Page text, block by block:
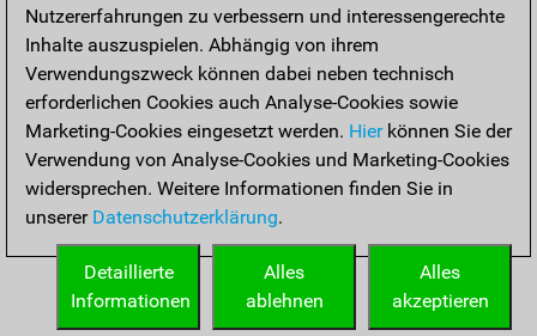
Startseite
Nutzererfahrungen zu verbessern und interessengerechte
Inhalte auszuspielen. Abhängig von ihrem
Verwendungszweck können dabei neben technisch
erforderlichen Cookies auch Analyse-Cookies sowie
Marketing-Cookies eingesetzt werden. Hierkönnen Sie der
Verwendung von Analyse-Cookies und Marketing-Cookies
widersprechen. Weitere Informationen finden Sie in
unserer Datenschutzerklärung.
Alles
akzeptieren
Alles
ablehnen
Detaillierte
Informationen